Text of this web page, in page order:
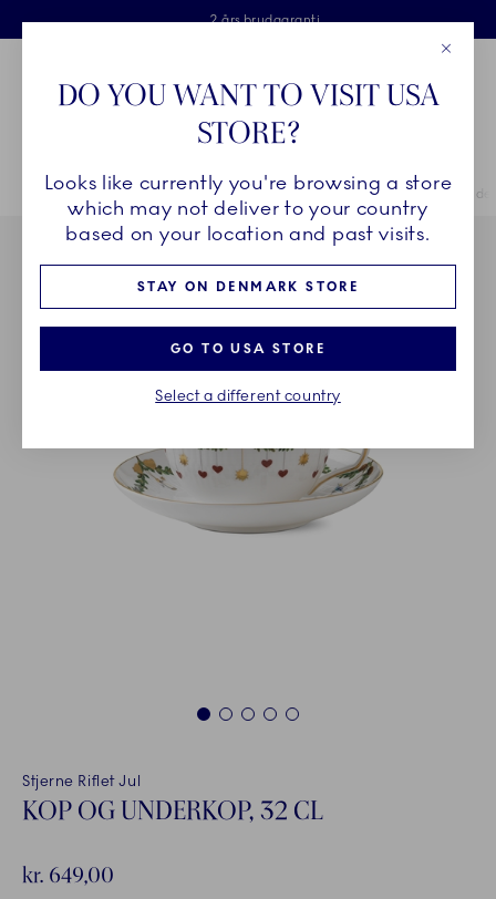
Skip Navigation
Fri levering ved køb over 500 kr. og fri retur
Gratis gaveindpakning
2 års brudgaranti
Royal Copenhagen
Breadcrumb Headlinesss
HjemSTEL Stel Stjerne Riflet Jul Stjerne Riflet Jul kop og
1 2 3 4 5
Stjerne Riflet Jul
KOP OG UNDERKOP, 32 CL
kr. 649,00
DO YOU WANT TO VISIT USA
STORE?
Looks like currently you're browsing a store
which may not deliver to your country
based on your location and past visits.
STAY ON DENMARK STORE
GO TO USA STORE
Select a different country